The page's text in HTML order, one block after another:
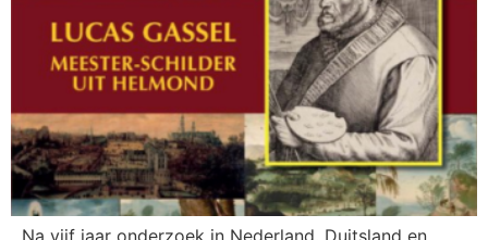
Na vijf jaar onderzoek in Nederland, Duitsland en